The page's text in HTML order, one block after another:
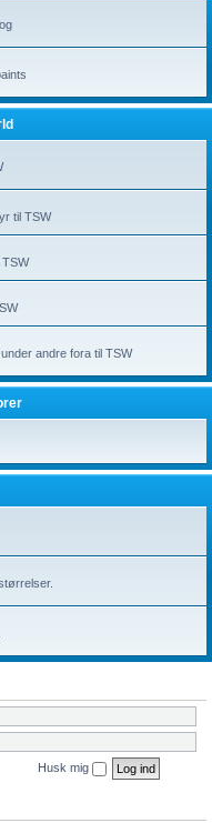
til TSW
andre fora til TSW
Husk mig